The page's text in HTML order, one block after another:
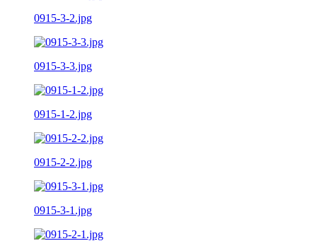
0915-3-2.jpg
0915-3-3.jpg
0915-1-2.jpg
0915-2-2.jpg
0915-3-1.jpg